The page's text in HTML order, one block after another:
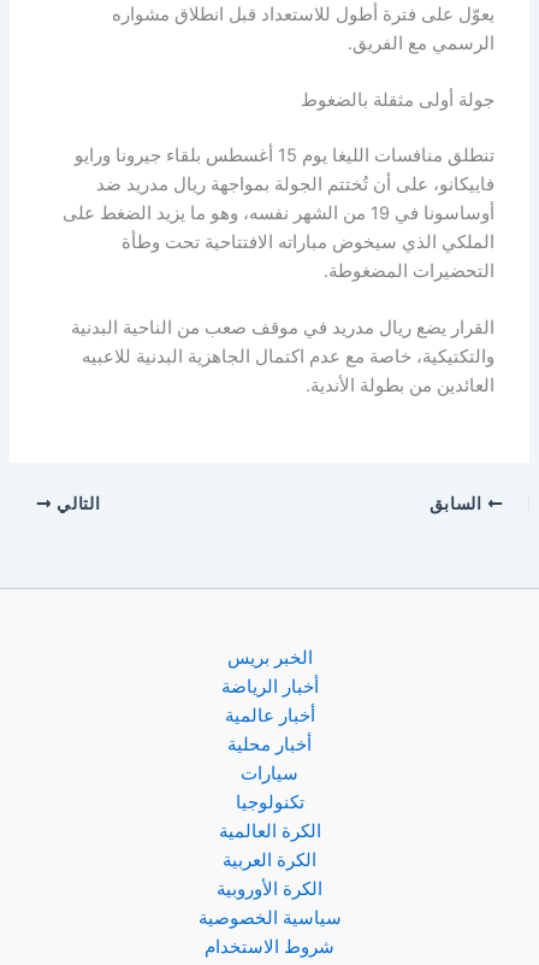
يعوّل على فترة أطول للاستعداد قبل انطلاق مشواره
الرسمي مع الفريق.
جولة أولى مثقلة بالضغوط
تنطلق منافسات الليغا يوم 15 أغسطس بلقاء جيرونا ورايو
فاييكانو، على أن تُختتم الجولة بمواجهة ريال مدريد ضد
أوساسونا في 19 من الشهر نفسه، وهو ما يزيد الضغط على
الملكي الذي سيخوض مباراته الافتتاحية تحت وطأة
التحضيرات المضغوطة.
القرار يضع ريال مدريد في موقف صعب من الناحية البدنية
والتكتيكية، خاصة مع عدم اكتمال الجاهزية البدنية للاعبيه
العائدين من بطولة الأندية.
السابق التالي
الخبر بريس
أخبار الرياضة
أخبار عالمية
أخبار محلية
سيارات
تكنولوجيا
الكرة العالمية
الكرة العربية
الكرة الأوروبية
سياسية الخصوصية
شروط الاستخدام